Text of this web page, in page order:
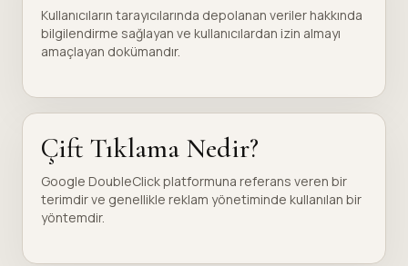
Kullanıcıların tarayıcılarında depolanan veriler hakkında
bilgilendirme sağlayan ve kullanıcılardan izin almayı
amaçlayan dokümandır.
Çift Tıklama Nedir?
Google DoubleClick platformuna referans veren bir
terimdir ve genellikle reklam yönetiminde kullanılan bir
yöntemdir.